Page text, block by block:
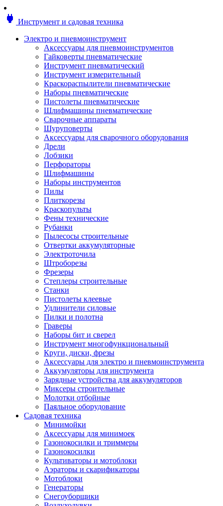
Аксессуары для садовых инструментов
Инструмент ручной
Лопаты
Садово-посадочные инструменты
Садовые ножницы
Садовые пилы и ножи
Секаторы и сучкорезы
Топоры
Баллоны газовые
Мангалы и коптильни
Мебель для сада
Ножницы по металлу
Тележки садовые
Автомобильная техника
Автозвук
Автомагнитолы
Колонки
Усилители
Модуляторы fm
Аксессуары
Электроника
Видеорегистраторы
Радар-детекторы
Парковочные радары
Навигаторы и аксессуары
Навигаторы
Камеры заднего вида
Автомобильные антенны
Сигнализации автомобильные
Телевизоры и мониторы автомобильные
Аксессуары
Автолампы
Автомобильные провода, кабели,
Автомобильный инструмент
Автохимия
Аккумуляторы, зарядные устройства,
Домкраты
Компрессоры и манометры
Разветвители и адаптеры прикуривателя
Термохолодильники
Шумоизоляция
Щетки стеклоочистителей
Прочие аксессуары для автомобилей
Велосипеды и самокаты
Электротранспорт
Радиоуправляемые модели
Аксессуары для велосипедов
power Инструмент и садовая техника
Электро и пневмоинструмент
Аксессуары для пневмоинструментов
Гайковерты пневматические
Инструмент пневматический
Инструмент измерительный
Краскораспылители пневматические
Наборы пневматические
Пистолеты пневматические
Шлифмашины пневматические
Сварочные аппараты
Шуруповерты
Аксессуары для сварочного оборудования
Дрели
Лобзики
Перфораторы
Шлифмашины
Наборы инструментов
Пилы
Плиткорезы
Краскопульты
Фены технические
Рубанки
Пылесосы строительные
Отвертки аккумуляторные
Электроточила
Штроборезы
Фрезеры
Степлеры строительные
Станки
Пистолеты клеевые
Удлинители силовые
Пилки и полотна
Граверы
Наборы бит и сверел
Инструмент многофункциональный
Круги, диски, фрезы
Аксессуары для электро и пневмоинструмента
Аккумуляторы для инструмента
Зарядные устройства для аккумуляторов
Миксеры строительные
Молотки отбойные
Паяльное оборудование
Садовая техника
Минимойки
Аксессуары для минимоек
Газонокосилки и триммеры
Газонокосилки
Культиваторы и мотоблоки
Аэраторы и скарификаторы
Мотоблоки
Генераторы
Снегоуборщики